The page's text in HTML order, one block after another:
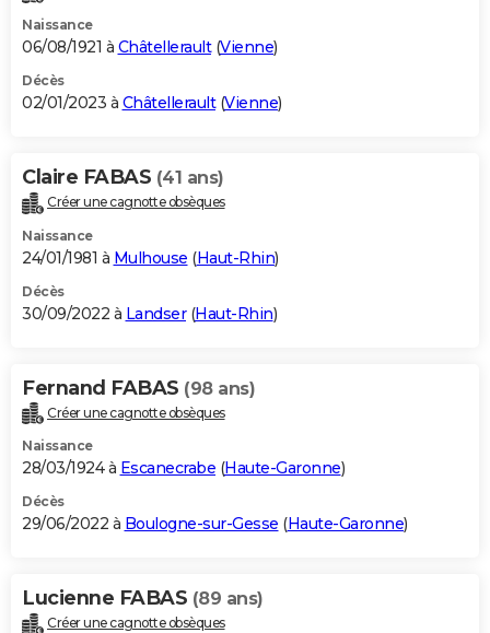
Naissance
06/08/1921 à Châtellerault(Vienne)
Décès
02/01/2023 à Châtellerault(Vienne)
Claire FABAS (41 ans)
Créer une cagnotte obsèques
Naissance
24/01/1981 à Mulhouse (Haut-Rhin)
Décès
30/09/2022 à Landser(Haut-Rhin)
Fernand FABAS (98 ans)
Créer une cagnotte obsèques
Naissance
28/03/1924 à Escanecrabe (Haute-Garonne)
Décès
29/06/2022 à Boulogne-sur-Gesse (Haute-Garonne)
Lucienne FABAS (89 ans)
Créer une cagnotte obsèques